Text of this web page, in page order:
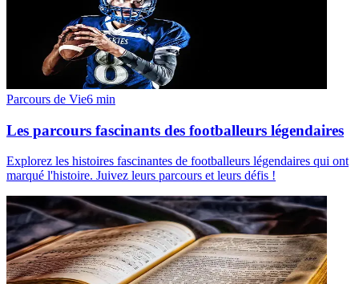
Parcours de Vie6 min
Les parcours fascinants des footballeurs légendaires
Explorez les histoires fascinantes de footballeurs légendaires qui ont
marqué l'histoire. Juivez leurs parcours et leurs défis !